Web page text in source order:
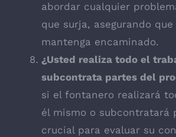
abordar cualquier
que surja, asegurando
mantenga encaminado.
¿Usted realiza todo el
subcontrata partes del
si el fontanero realizará
él mismo o subcontratará
crucial para evaluar su